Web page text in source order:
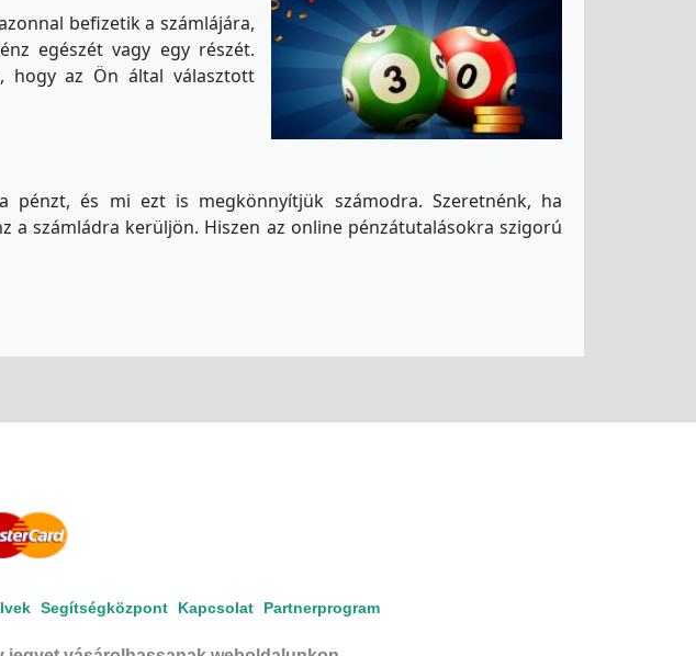
befizetik a számlájára,
egészét vagy egy részét.
hogy az Ön által választott
pénzt, és mi ezt is megkönnyítjük számodra. Szeretnénk, ha
a számládra kerüljön. Hiszen az online pénzátutalásokra szigorú
Segítségközpont Kapcsolat Partnerprogram